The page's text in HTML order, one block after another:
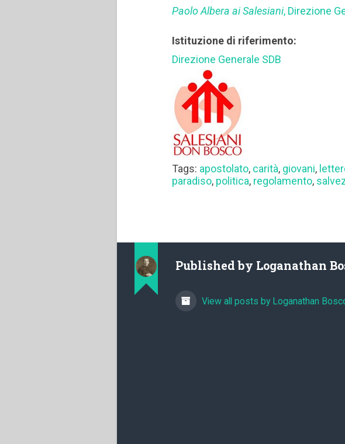
Paolo Albera ai Salesiani, Direzione
Istituzione di riferimento:
Direzione Generale SDB
Tags: apostolato, carità, giovani,
paradiso, politica, regolamento,
Published by Loganathan
View all posts by Loganathan